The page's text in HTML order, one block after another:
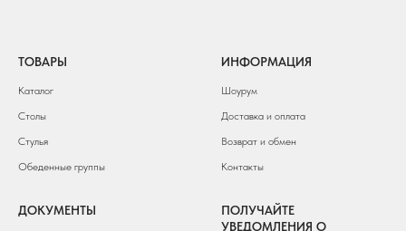
ТОВАРЫ
Каталог
Столы
Стулья
Обеденные группы
ИНФОРМАЦИЯ
Шоурум
Доставка и оплата
Возврат и обмен
Контакты
ДОКУМЕНТЫ
ПОЛУЧАЙТЕ
УВЕДОМЛЕНИЯ О